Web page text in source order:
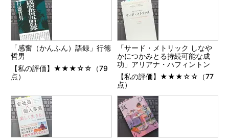
「感奮（かんふん）語録」行徳
哲男
【私の評価】★★★☆☆（79
点）
「サード・メトリック しなや
かにつかみとる持続可能な成
功」アリアナ・ハフィントン
【私の評価】★★★☆☆（77
点）